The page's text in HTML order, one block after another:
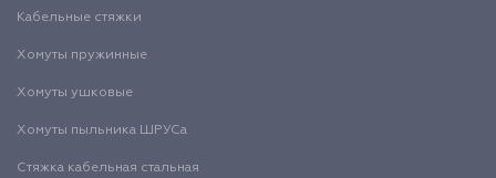
Кабельные стяжки
Хомуты пружинные
Хомуты ушковые
Хомуты пыльника ШРУСа
Стяжка кабельная стальная